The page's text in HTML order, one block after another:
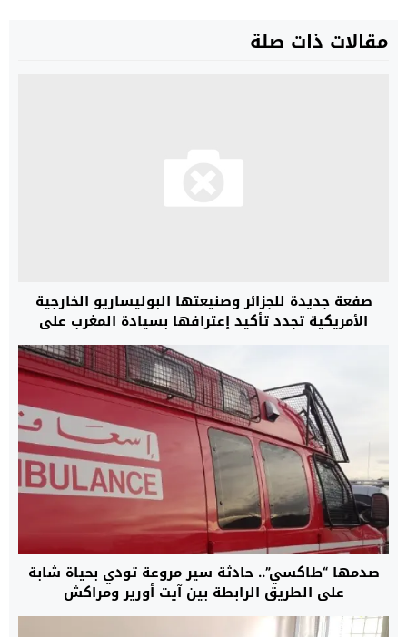
مقالات ذات صلة
صفعة جديدة للجزائر وصنيعتها البوليساريو الخارجية
الأمريكية تجدد تأكيد إعترافها بسيادة المغرب على
صدمها “طاكسي”.. حادثة سير مروعة تودي بحياة شابة
على الطريق الرابطة بين آيت أورير ومراكش